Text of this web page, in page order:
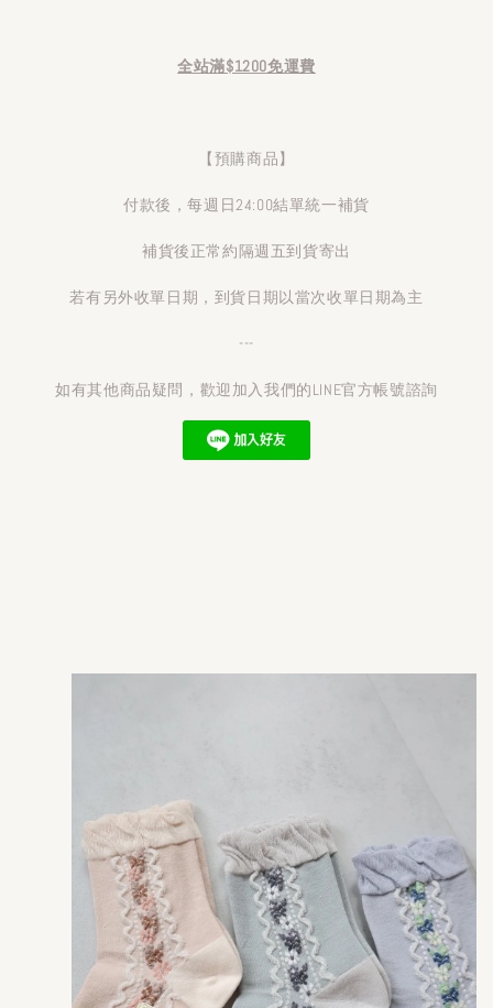
全站滿$1200免運費
【預購商品】
付款後，每週日24:00結單統一補貨
補貨後正常約隔週五到貨寄出
若有另外收單日期，到貨日期以當次收單日期為主
---
如有其他商品疑問，歡迎加入我們的LINE官方帳號諮詢